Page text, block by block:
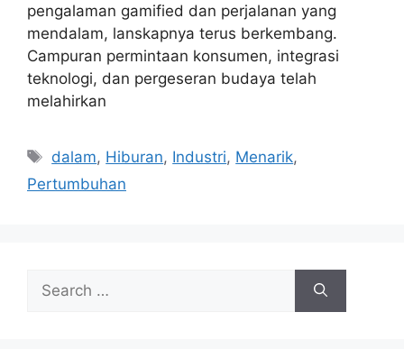
pengalaman gamified dan perjalanan yang
mendalam, lanskapnya terus berkembang.
Campuran permintaan konsumen, integrasi
teknologi, dan pergeseran budaya telah
melahirkan
Tags
dalam, Hiburan, Industri, Menarik,
Pertumbuhan
for: